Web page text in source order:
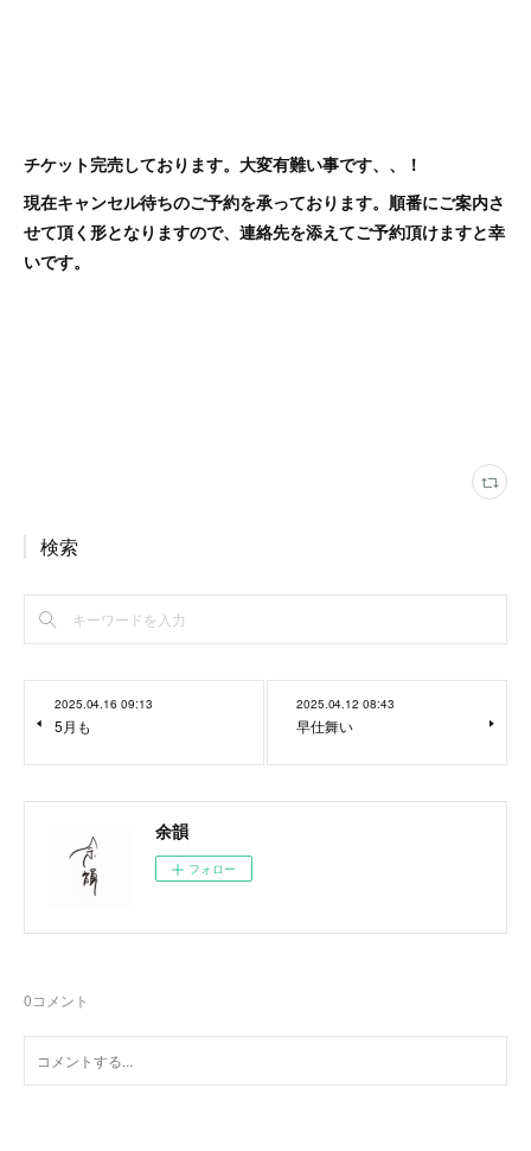
チケット完売しております。大変有難い事です、、！
現在キャンセル待ちのご予約を承っております。順番にご案内さ
せて頂く形となりますので、連絡先を添えてご予約頂けますと幸
いです。
検索
2025.04.16 09:13
5月も
2025.04.12 08:43
早仕舞い
余韻
フォロー
0コメント